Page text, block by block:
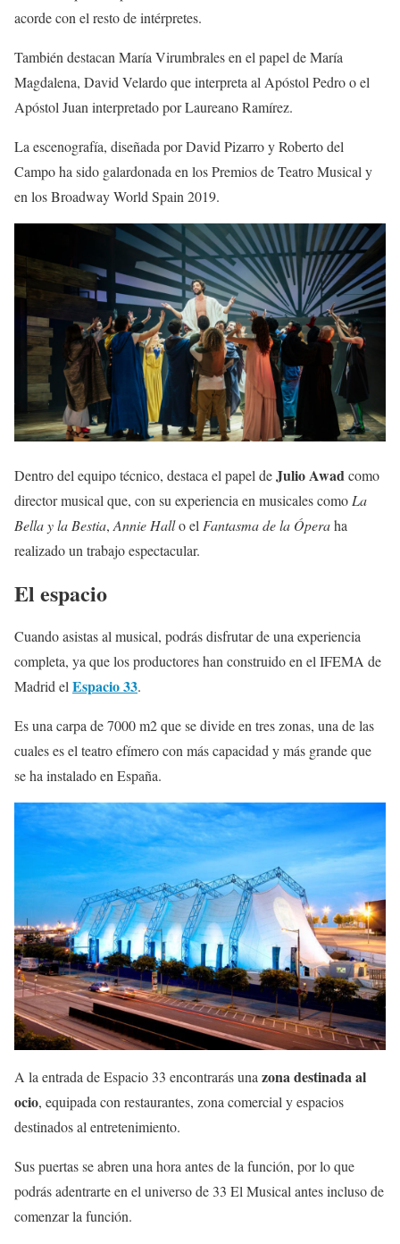
acorde con el resto de intérpretes.
También destacan María Virumbrales en el papel de María
Magdalena, David Velardo que interpreta al Apóstol Pedro o el
Apóstol Juan interpretado por Laureano Ramírez.
La escenografía, diseñada por David Pizarro y Roberto del
Campo ha sido galardonada en los Premios de Teatro Musical y
en los Broadway World Spain 2019.
Dentro del equipo técnico, destaca el papel deJulio Awadcomo
director musical que, con su experiencia en musicales como La
Bella y la Bestia, Annie Hallo el Fantasma de la Óperaha
realizado un trabajo espectacular.
El espacio
Cuando asistas al musical, podrás disfrutar de una experiencia
completa, ya que los productores han construido en el IFEMA de
Madrid el Espacio 33.
Es una carpa de 7000 m2 que se divide en tres zonas, una de las
cuales es el teatro efímero con más capacidad y más grande que
se ha instalado en España.
A la entrada de Espacio 33 encontrarás una zona destinada al
ocio, equipada con restaurantes, zona comercial y espacios
destinados al entretenimiento.
Sus puertas se abren una hora antes de la función, por lo que
podrás adentrarte en el universo de 33 El Musical antes incluso de
comenzar la función.